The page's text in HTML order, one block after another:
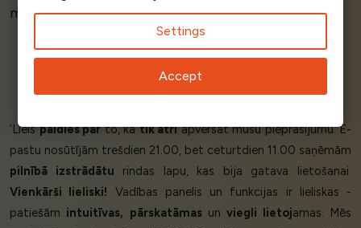
manā sistēmā. Viss irperfekti!’
PartnerRocksoft
‘Lielspaldies parto, katik ātriapvērsāt mūsu pieprasījumu. E-
pastu nosūtījām trešdien 21.00, bet ceturtdien 11.00 saņēmām
pilnībā izstrādātu rindas lapu, kas bija gatava lietošanai.
Vienkārši lieliski! Vadības panelis un funkcijas ir lieliskas -
patiešām intuitīvas, pārskatāmasunviegli lietojamas. Mēs
Settings
Accept